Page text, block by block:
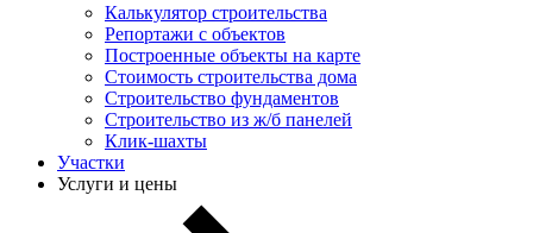
Калькулятор строительства
Репортажи с объектов
Построенные объекты на карте
Стоимость строительства дома
Строительство фундаментов
Строительство из ж/б панелей
Клик-шахты
Участки
Услуги и цены